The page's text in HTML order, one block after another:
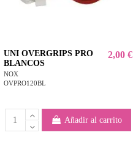
UNI OVERGRIPS PRO
BLANCOS
NOX
OVPRO120BL
2,00 €
Añadir al carrito